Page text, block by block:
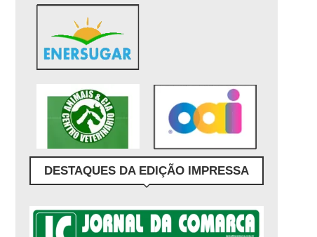
DESTAQUES DA EDIÇÃO IMPRESSA